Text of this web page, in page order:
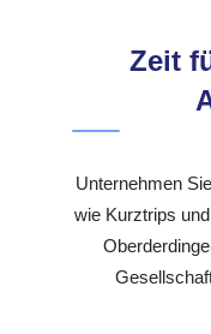
Zeit
Unternehmen
wie Kurztrips